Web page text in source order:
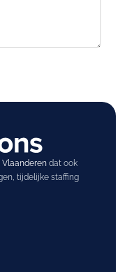
Vlaanderendat ook
tijdelijke staffing